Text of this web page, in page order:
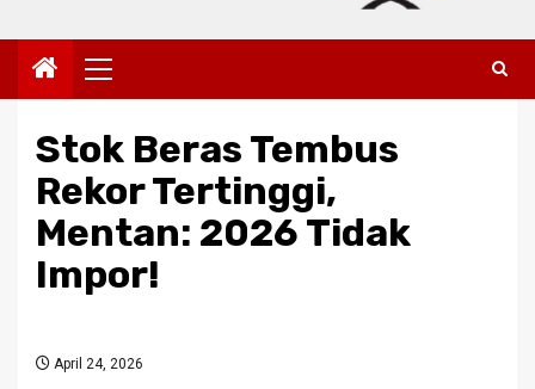
Primary
Menu
Stok Beras Tembus
Rekor Tertinggi,
Mentan: 2026 Tidak
Impor!
April 24, 2026